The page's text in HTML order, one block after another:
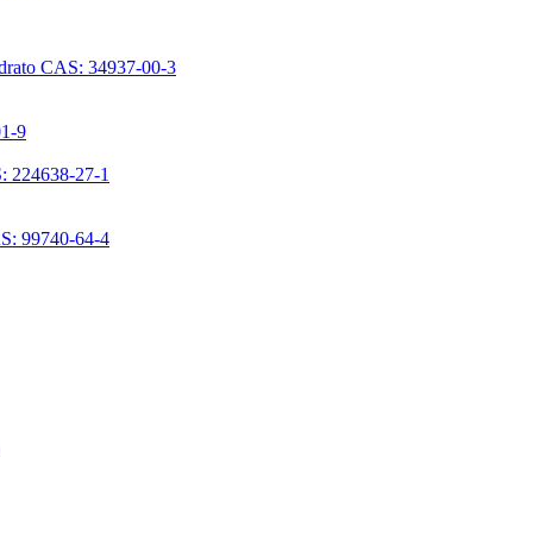
CAS: 34937-00-3
9
224638-27-1
99740-64-4